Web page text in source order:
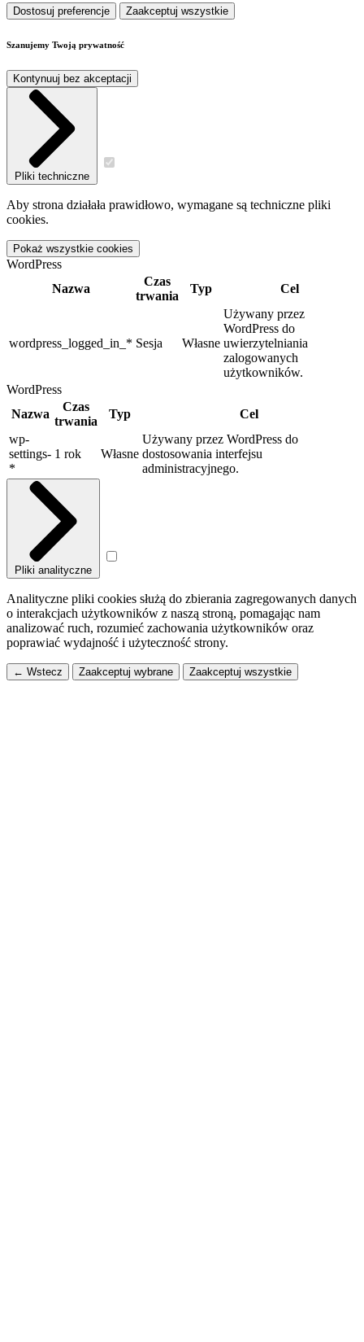
Dostosuj preferencje Zaakceptuj wszystkie
Szanujemy Twoją prywatność
Kontynuuj bez akceptacji
Pliki techniczne
Aby strona działała prawidłowo, wymagane są techniczne pliki
cookies.
Pokaż wszystkie cookies
WordPress
Nazwa
Czas
trwania
Typ Cel
wordpress_logged_in_* Sesja Własne
Używany przez
WordPress do
uwierzytelniania
zalogowanych
użytkowników.
WordPress
Nazwa
Czas
trwania
Typ
Cel
wp-
settings-
*
1 rok Własne
Używany przez WordPress do
dostosowania interfejsu
administracyjnego.
Pliki analityczne
Analityczne pliki cookies służą do zbierania zagregowanych danych
o interakcjach użytkowników z naszą stroną, pomagając nam
analizować ruch, rozumieć zachowania użytkowników oraz
poprawiać wydajność i użyteczność strony.
← Wstecz Zaakceptuj wybrane Zaakceptuj wszystkie